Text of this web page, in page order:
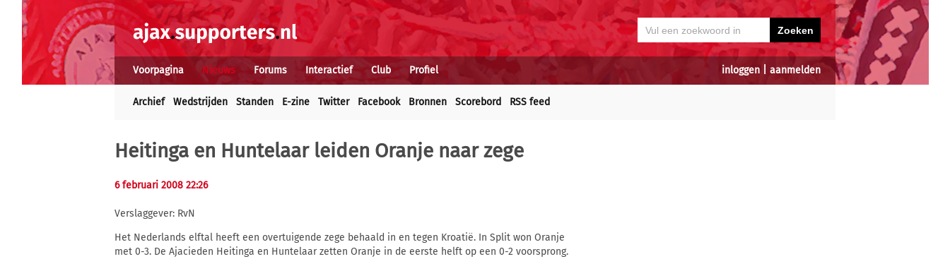
inloggen aanmelden
Voorpagina Nieuws Forums Interactief Club Profiel
Archief Wedstrijden Standen E-zine Twitter Facebook Bronnen Scorebord RSS feed
Heitinga en Huntelaar leiden Oranje naar zege
6 februari 2008 22:26
Verslaggever: RvN
Het Nederlands elftal heeft een overtuigende zege behaald in en tegen Kroatië. In Split won Oranje
met 0-3. De Ajacieden Heitinga en Huntelaar zetten Oranje in de eerste helft op een 0-2 voorsprong.